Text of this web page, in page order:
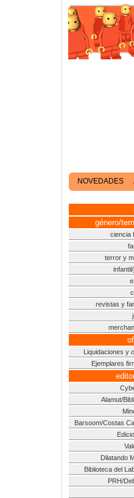
NOVEDADES
género/
ciencia
terror y
revistas y
Liquidaciones y
Ejemplares
Alamut/
Barsoom/Costas
Dilatando
Biblioteca del
PRH/